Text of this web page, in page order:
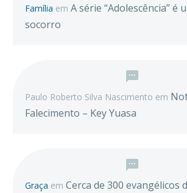
Família em A série “Adolescência” é
socorro
Paulo Roberto Silva Nascimento em
Falecimento – Key Yuasa
Graça em Cerca de 300 evangélicos